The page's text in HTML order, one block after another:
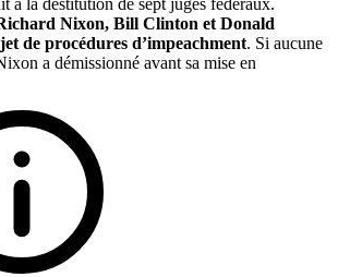
à la destitution de sept juges fédéraux.
Nixon, Bill Clinton et Donald
de procédures d’impeachment. Si aucune
a démissionné avant sa mise en